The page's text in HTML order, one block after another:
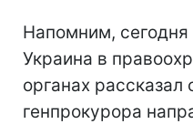
Напомним, сегодня
Украина в
органах
генпрокурора